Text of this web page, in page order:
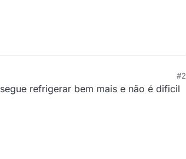
#2
refrigerar bem mais e não é dificil